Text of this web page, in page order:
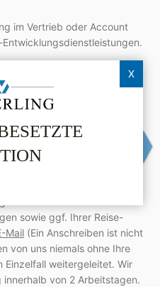
X
im Vertrieb oder Account
und
Menschen.
in Wort und
sowie ggf. Ihrer Reise-
Mail (Ein Anschreiben ist nicht
von uns niemals ohne Ihre
weitergeleitet. Wir
von 2 Arbeitstagen.